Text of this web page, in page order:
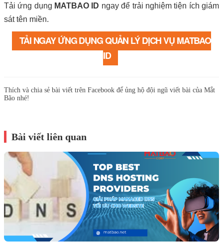
Tải ứng dụng MATBAO ID ngay để trải nghiệm tiện ích giám
sát tên miền.
TẢI NGAY ỨNG DỤNG QUẢN LÝ DỊCH VỤ MATBAO
ID
Thích và chia sẻ bài viết trên Facebook để ủng hộ đội ngũ viết bài của Mắt
Bão nhé!
Bài viết liên quan